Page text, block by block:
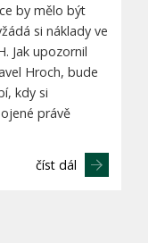
by mělo být
si náklady ve
Jak upozornil
Hroch, bude
kdy si
právě
číst dál